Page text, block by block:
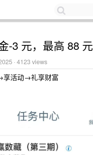
-3 元，最高 88 元
· 4123 views
活动→礼享财富